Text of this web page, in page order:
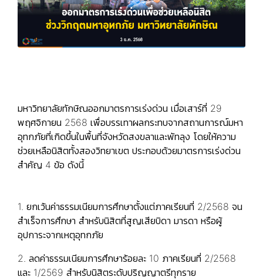
มหาวิทยาลัยทักษิณออกมาตรการเร่งด่วน เมื่อเสาร์ที่ 29
พฤศจิกายน 2568 เพื่อบรรเทาผลกระทบจากสถานการณ์มหา
อุทกภัยที่เกิดขึ้นในพื้นที่จังหวัดสงขลาและพัทลุง โดยให้ความ
ช่วยเหลือนิสิตทั้งสองวิทยาเขต ประกอบด้วยมาตรการเร่งด่วน
สำคัญ 4 ข้อ ดังนี้
1. ยกเว้นค่าธรรมเนียมการศึกษาตั้งแต่ภาคเรียนที่ 2/2568 จน
สำเร็จการศึกษา สำหรับนิสิตที่สูญเสียบิดา มารดา หรือผู้
อุปการะจากเหตุอุทกภัย
2. ลดค่าธรรมเนียมการศึกษาร้อยละ 10 ภาคเรียนที่ 2/2568
และ 1/2569 สำหรับนิสิตระดับปริญญาตรีทุกราย